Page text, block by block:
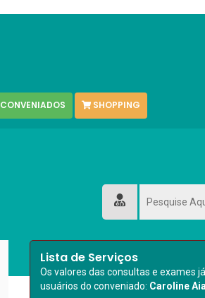
CONVENIADOS SHOPPING
Lista de Serviços
Os valores das consultas e exames
usuários do conveniado: Caroline